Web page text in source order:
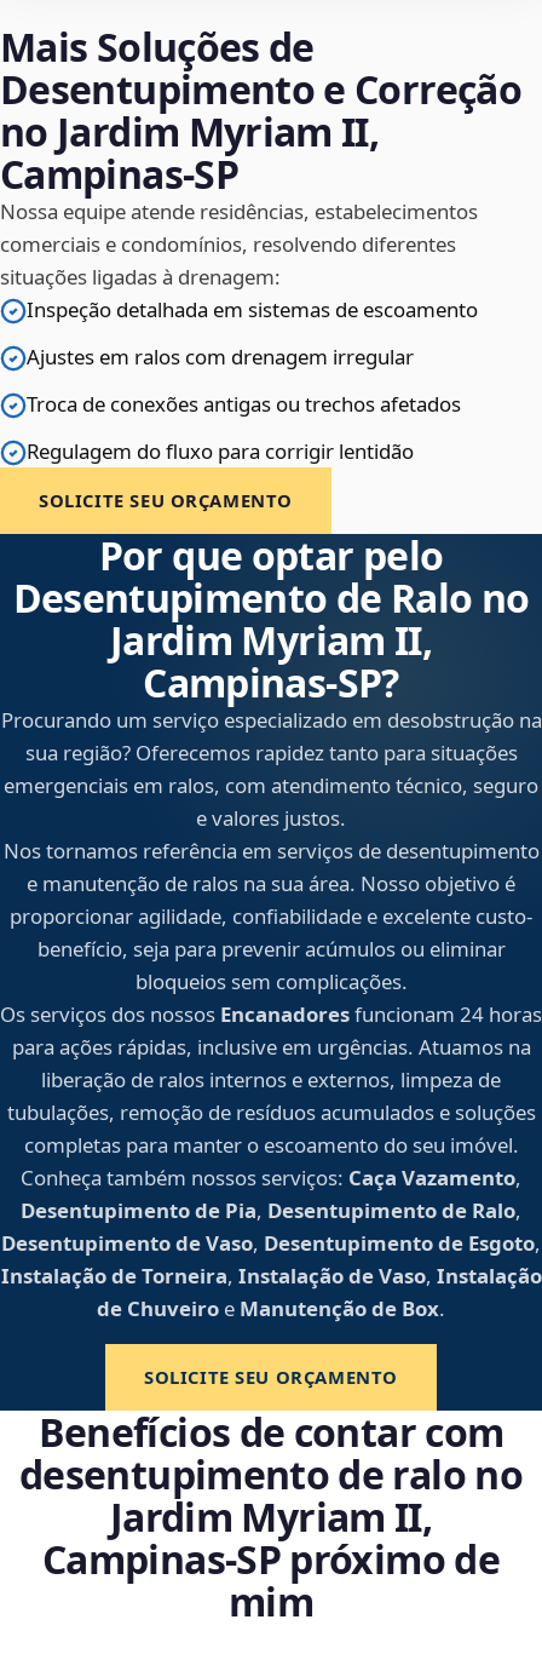
Mais Soluções de
Desentupimento e Correção
no Jardim Myriam II,
Campinas‑SP
Nossa equipe atende residências, estabelecimentos
comerciais e condomínios, resolvendo diferentes
situações ligadas à drenagem:
Inspeção detalhada em sistemas de escoamento
Ajustes em ralos com drenagem irregular
Troca de conexões antigas ou trechos afetados
Regulagem do fluxo para corrigir lentidão
SOLICITE SEU ORÇAMENTO
Por que optar pelo
Desentupimento de Ralo no
Jardim Myriam II,
Campinas‑SP?
Procurando um serviço especializado em desobstrução na
sua região? Oferecemos rapidez tanto para situações
emergenciais em ralos, com atendimento técnico, seguro
e valores justos.
Nos tornamos referência em serviços de desentupimento
e manutenção de ralos na sua área. Nosso objetivo é
proporcionar agilidade, confiabilidade e excelente custo-
benefício, seja para prevenir acúmulos ou eliminar
bloqueios sem complicações.
Os serviços dos nossos Encanadoresfuncionam 24 horas
para ações rápidas, inclusive em urgências. Atuamos na
liberação de ralos internos e externos, limpeza de
tubulações, remoção de resíduos acumulados e soluções
completas para manter o escoamento do seu imóvel.
Conheça também nossos serviços: Caça Vazamento,
Desentupimento de Pia, Desentupimento de Ralo,
Desentupimento de Vaso, Desentupimento de Esgoto,
Instalação de Torneira, Instalação de Vaso, Instalação
de Chuveiro e Manutenção de Box.
SOLICITE SEU ORÇAMENTO
Benefícios de contar com
desentupimento de ralo no
Jardim Myriam II,
Campinas‑SP próximo de
mim